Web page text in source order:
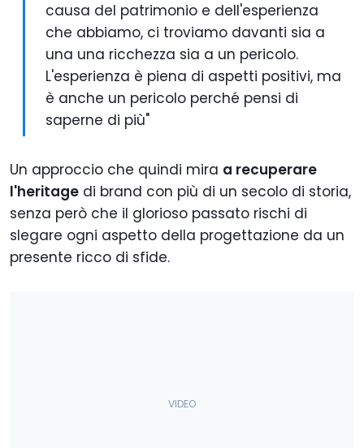
causa del patrimonio e dell'esperienza
che abbiamo, ci troviamo davanti sia a
una una ricchezza sia a un pericolo.
L'esperienza è piena di aspetti positivi, ma
è anche un pericolo perché pensi di
saperne di più"
Un approccio che quindi mira a recuperare
l'heritage di brand con più di un secolo di storia,
senza però che il glorioso passato rischi di
slegare ogni aspetto della progettazione da un
presente ricco di sfide.